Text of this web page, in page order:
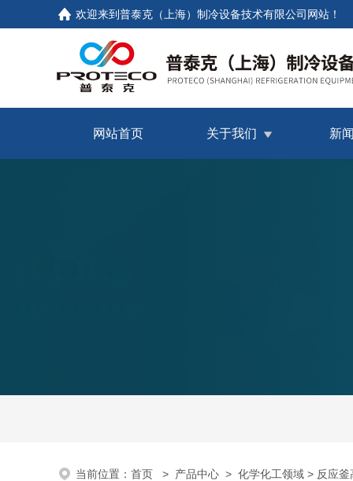
欢迎来到普泰克（上海）制冷设备技术有限公司网站！
网站首页 关于我们 新
当前位置： 首页 > 产品中心 > 化学化工领域 > 反应